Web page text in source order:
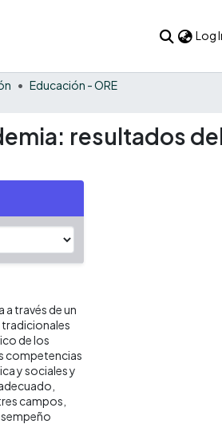
Log
Educación - ORE
resultados
a través de un
tradicionales
de los
competencias
y sociales y
campos,